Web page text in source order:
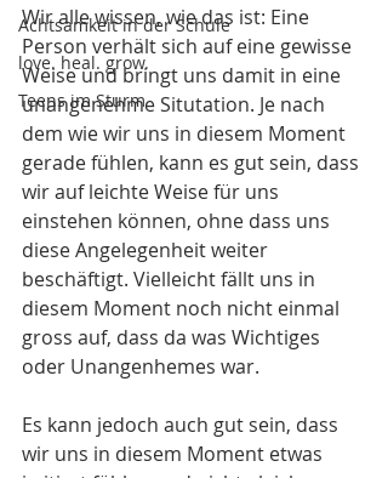
Achtsamkeit in der Schule
love. heal. grow.
Teens im Sturm
Wir alle wissen, wie das ist: Eine
Person verhält sich auf eine gewisse
Weise und bringt uns damit in eine
unangenehme Situtation. Je nach
dem wie wir uns in diesem Moment
gerade fühlen, kann es gut sein, dass
wir auf leichte Weise für uns
einstehen können, ohne dass uns
diese Angelegenheit weiter
beschäftigt. Vielleicht fällt uns in
diesem Moment noch nicht einmal
gross auf, dass da was Wichtiges
oder Unangenhemes war.
Es kann jedoch auch gut sein, dass
wir uns in diesem Moment etwas